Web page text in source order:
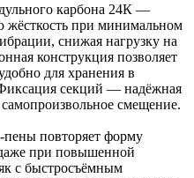
карбона 24К —
жёсткость при минимальном
снижая нагрузку на
конструкция позволяет
для хранения в
секций — надёжная
смещение.
пены повторяет форму
даже при повышенной
с быстросъёмным